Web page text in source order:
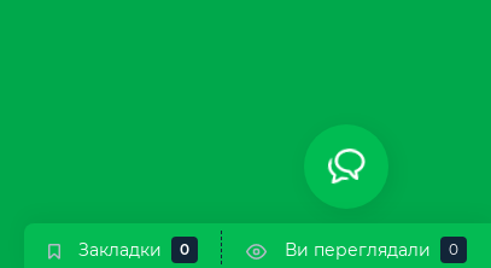
Закладки 0 Ви переглядали 0